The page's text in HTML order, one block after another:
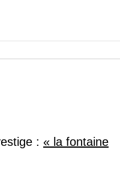
: « la fontaine